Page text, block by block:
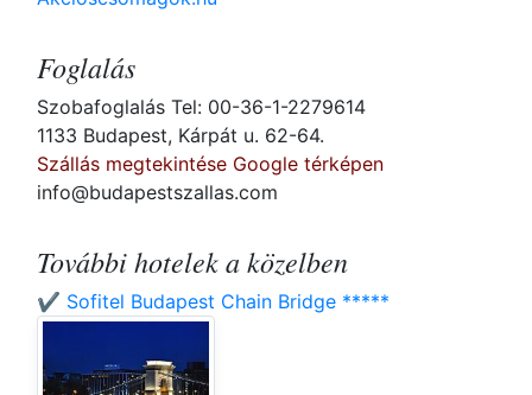
Foglalás
Szobafoglalás Tel: 00-36-1-2279614
1133 Budapest, Kárpát u. 62-64.
Szállás megtekintése Google térképen
info@budapestszallas.com
További hotelek a közelben
✔️ Sofitel Budapest Chain Bridge *****